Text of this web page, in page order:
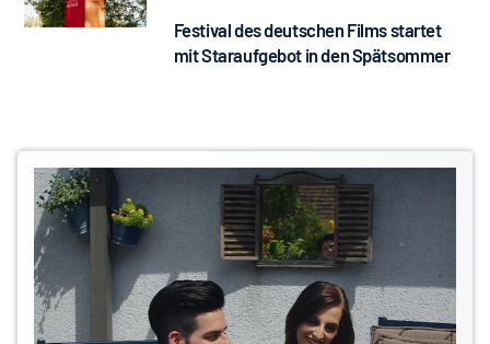
Festival des deutschen Films startet
mit Staraufgebot in den Spätsommer